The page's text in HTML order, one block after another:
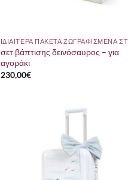
σετ βάπτισης δεινόσαυρος – για
αγοράκι
230,00€